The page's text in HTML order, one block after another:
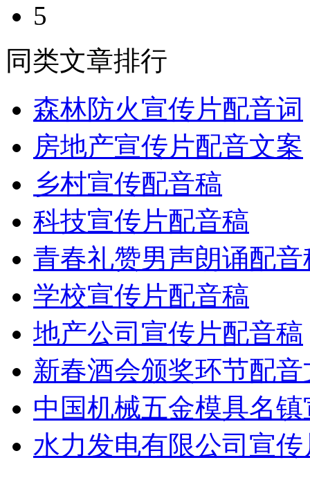
5
同类文章排行
森林防火宣传片配音词
房地产宣传片配音文案
乡村宣传配音稿
科技宣传片配音稿
青春礼赞男声朗诵配音
学校宣传片配音稿
地产公司宣传片配音稿
新春酒会颁奖环节配音
中国机械五金模具名
水力发电有限公司宣传